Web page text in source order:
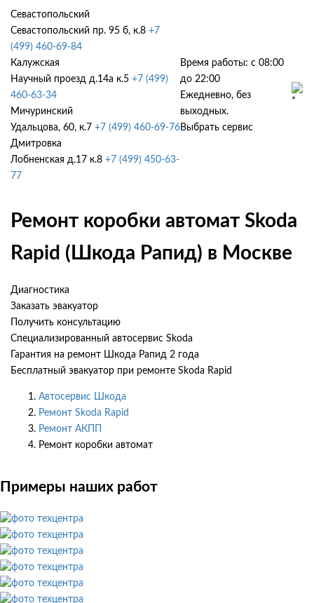
Севастопольский
Севастопольский пр. 95 б, к.8 +7
(499) 460-69-84
Калужская
Научный проезд д.14а к.5 +7 (499)
460-63-34
Мичуринский
Удальцова, 60, к.7 +7 (499) 460-69-76
Дмитровка
Лобненская д.17 к.8 +7 (499) 450-63-
77
Время работы: с 08:00
до 22:00
Ежедневно, без
выходных.
Выбрать сервис
Ремонт коробки автомат Skoda
Rapid (Шкода Рапид) в Москве
Диагностика
Заказать эвакуатор
Получить консультацию
Специализированный автосервис Skoda
Гарантия на ремонт Шкода Рапид 2 года
Бесплатный эвакуатор при ремонте Skoda Rapid
Автосервис Шкода
Ремонт Skoda Rapid
Ремонт АКПП
Ремонт коробки автомат
Примеры наших работ